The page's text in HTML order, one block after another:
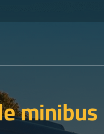
minibus